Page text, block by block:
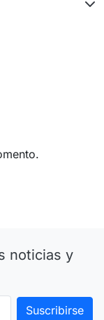
noticias y